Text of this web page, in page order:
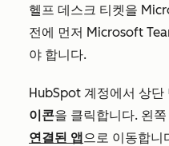
헬프 데스크 티켓을
전에 먼저 Microsoft
야 합니다.
HubSpot 계정에서 상단
이콘을 클릭합니다. 왼
연결된 앱으로 이동합니